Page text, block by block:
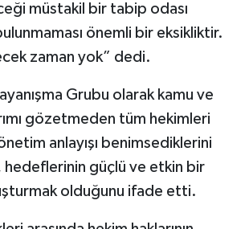
müstakil bir tabip odası
önemli bir eksikliktir.
zaman yok” dedi.
Grubu olarak kamu ve
gözetmeden tüm hekimleri
anlayışı benimsediklerini
hedeflerinin güçlü ve etkin bir
olduğunu ifade etti.